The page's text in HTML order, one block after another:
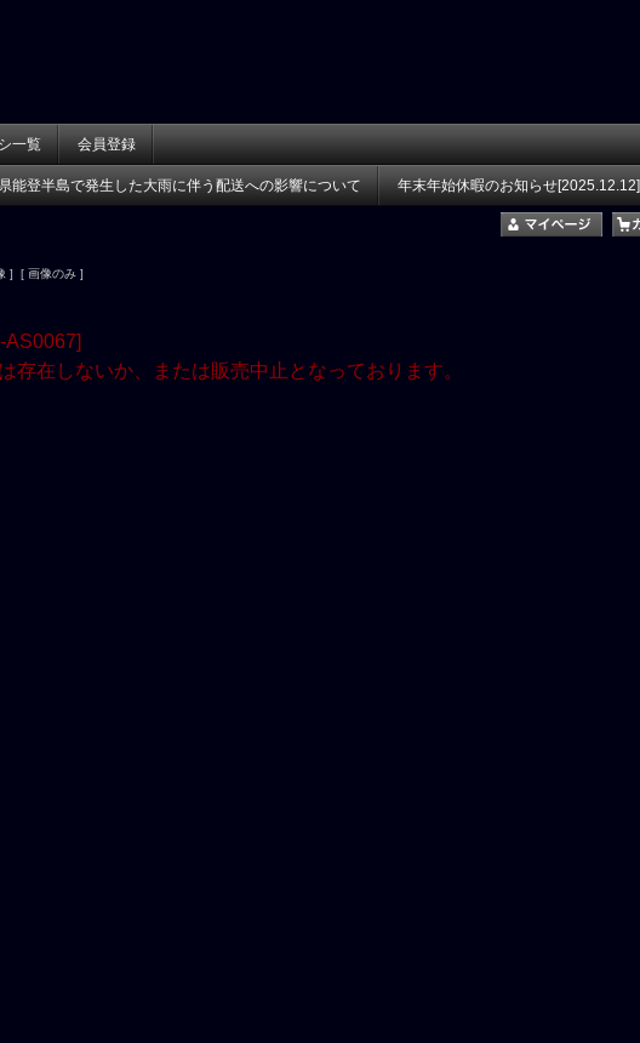
一覧 会員登録
能登半島で発生した大雨に伴う配送への影響について 年末年始休暇のお知らせ[2025.12.12]
] [ 画像のみ ]
AS0067]
存在しないか、または販売中止となっております。